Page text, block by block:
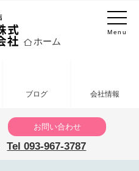
Menu
ホーム
ブログ 会社情報
お問い合わせ
Tel 093-967-3787